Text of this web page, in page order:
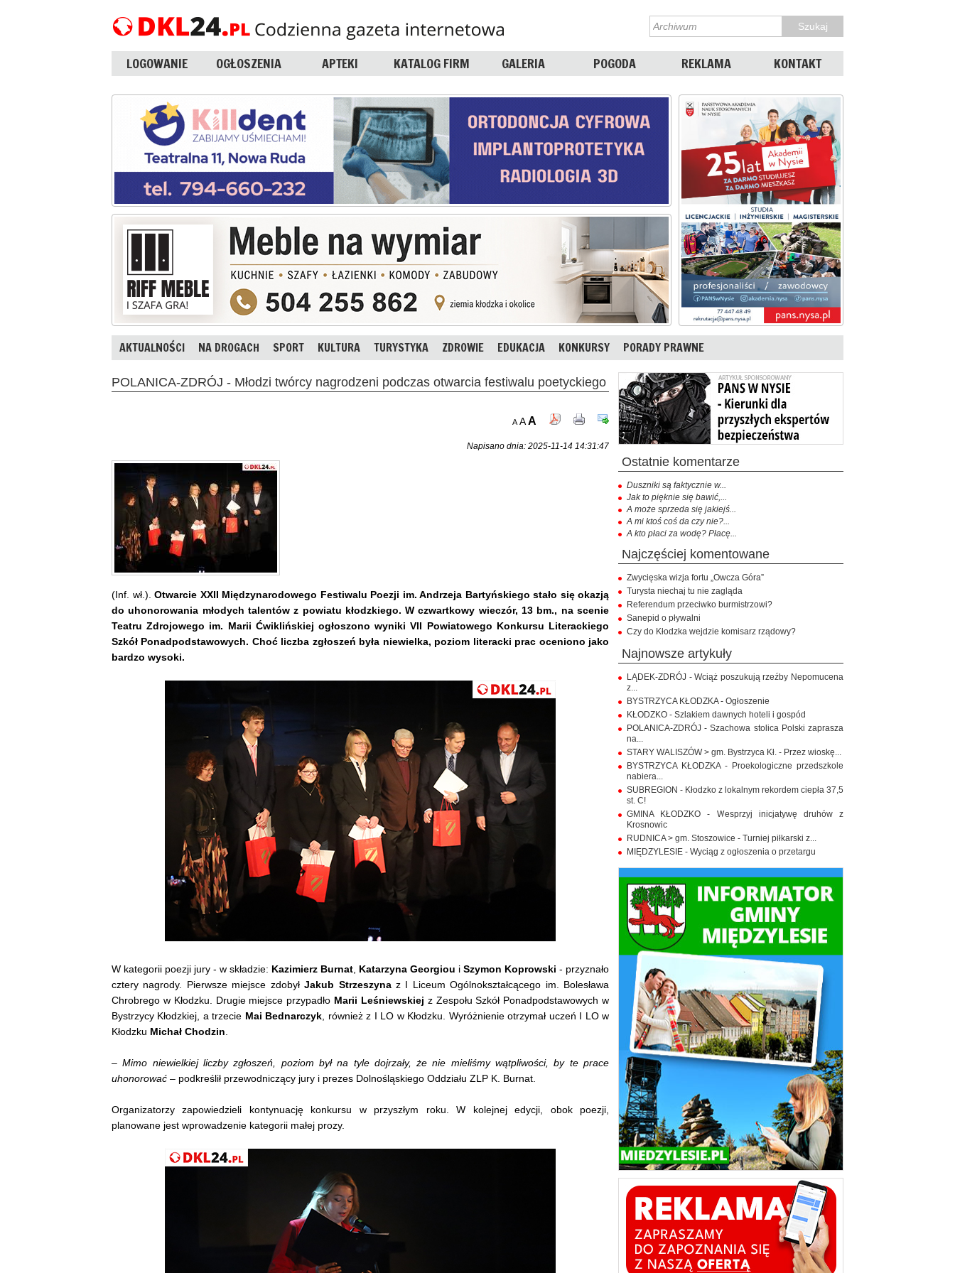
LOGOWANIE OGŁOSZENIA APTEKI KATALOG FIRM GALERIA POGODA REKLAMA KONTAKT
AKTUALNOŚCI NA DROGACH SPORT KULTURA TURYSTYKA ZDROWIE EDUKACJA KONKURSY PORADY PRAWNE
POLANICA-ZDRÓJ - Młodzi twórcy nagrodzeni podczas otwarcia festiwalu poetyckiego
A AA
Napisano dnia: 2025-11-14 14:31:47
(Inf. wł.). Otwarcie XXII Międzynarodowego Festiwalu Poezji im. Andrzeja Bartyńskiego stało się okazją
do uhonorowania młodych talentów z powiatu kłodzkiego. W czwartkowy wieczór, 13 bm., na scenie
Teatru Zdrojowego im. Marii Ćwiklińskiej ogłoszono wyniki VII Powiatowego Konkursu Literackiego
Szkół Ponadpodstawowych. Choć liczba zgłoszeń była niewielka, poziom literacki prac oceniono jako
bardzo wysoki.
W kategorii poezji jury - w składzie: Kazimierz Burnat Katarzyna Georgiou i Szymon Koprowski - przyznało
cztery nagrody. Pierwsze miejsce zdobyłJakub Strzeszynaz I Liceum Ogólnokształcącego im. Bolesława
Chrobrego w Kłodzku. Drugie miejsce przypadło Marii Leśniewskiej z Zespołu Szkół Ponadpodstawowych w
Bystrzycy Kłodzkiej, a trzecie Mai Bednarczyk , również z I LO w Kłodzku. Wyróżnienie otrzymał uczeń I LO w
Kłodzku Michał Chodzin
–Mimo niewielkiej liczby zgłoszeń, poziom był na tyle dojrzały, że nie mieliśmy wątpliwości, by te prace
uhonorować – podkreślił przewodniczący jury i prezes Dolnośląskiego Oddziału ZLP K. Burnat.
Organizatorzy zapowiedzieli kontynuację konkursu w przyszłym roku. W kolejnej edycji, obok poezji,
planowane jest wprowadzenie kategorii małej prozy.
ostatnie komentarze
Duszniki są faktycznie w...
Jak to pięknie się bawić,...
A może sprzeda się jakiejś...
A mi ktoś coś da czy nie?...
A kto płaci za wodę? Płacę...
najczęściej komentowane
Zwycięska wizja fortu „Owcza Góra”
Turysta niechaj tu nie zagląda
Referendum przeciwko burmistrzowi?
Sanepid o pływalni
Czy do Kłodzka wejdzie komisarz rządowy?
najnowsze artykuły
LĄDEK-ZDRÓJ - Wciąż poszukują rzeźby Nepomucena
z...
BYSTRZYCA KŁODZKA - Ogłoszenie
KŁODZKO - Szlakiem dawnych hoteli i gospód
POLANICA-ZDRÓJ - Szachowa stolica Polski zaprasza
na...
STARY WALISZÓW > gm. Bystrzyca Kł. - Przez wioskę...
BYSTRZYCA KŁODZKA - Proekologiczne przedszkole
nabiera...
SUBREGION - Kłodzko z lokalnym rekordem ciepła 37,5
st. C!
GMINA KŁODZKO - Wesprzyj inicjatywę druhów z
Krosnowic
RUDNICA > gm. Stoszowice - Turniej piłkarski z...
MIĘDZYLESIE - Wyciąg z ogłoszenia o przetargu